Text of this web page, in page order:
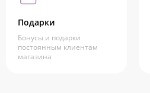
Подарки
Бонусы и подарки
постоянным клиентам
магазина